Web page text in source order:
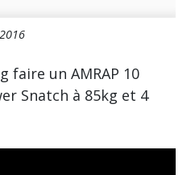
faire un AMRAP 10
Snatch à 85kg et 4